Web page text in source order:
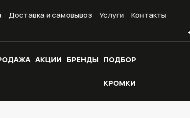
Доставка и самовывоз Услуги Контакты
АКЦИИ БРЕНДЫ ПОДБОР
КРОМКИ